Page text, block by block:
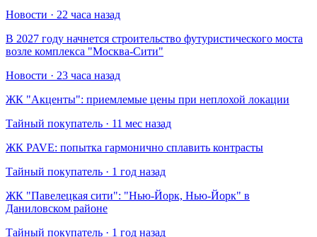
Новости · 22 часа назад
В 2027 году начнется строительство футуристического моста
возле комплекса "Москва-Сити"
Новости · 23 часа назад
​ЖК "Акценты": приемлемые цены при неплохой локации
Тайный покупатель · 11 мес назад
​ЖК PAVE: попытка гармонично сплавить контрасты
Тайный покупатель · 1 год назад
​ЖК "Павелецкая сити": "Нью-Йорк, Нью-Йорк" в
Даниловском районе
Тайный покупатель · 1 год назад